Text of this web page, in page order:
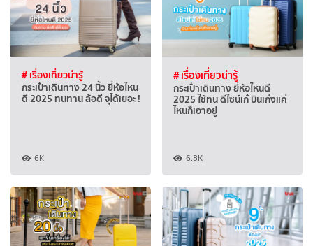
# เรื่องเที่ยวน่ารู้
กระเป๋าเดินทาง 24 นิ้ว ยี่ห้อไหน
ดี 2025 ทนทาน ล้อดี จุได้เยอะ !
6K
# เรื่องเที่ยวน่ารู้
กระเป๋าเดินทาง ยี่ห้อไหนดี
2025 ใช้ทน ดีไซน์เก๋ บินเก่งแค่
ไหนก็เอาอยู่
6.8K